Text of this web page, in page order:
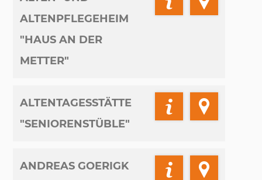
ALTENPFLEGEHEIM
"HAUS AN DER
METTER"
ALTENTAGESSTÄTTE
"SENIORENSTÜBLE"
ANDREAS GOERIGK